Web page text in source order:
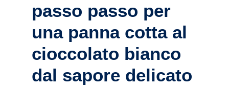
passo passo per
una panna cotta al
cioccolato bianco
dal sapore delicato